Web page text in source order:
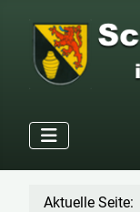
Aktuelle Seite: